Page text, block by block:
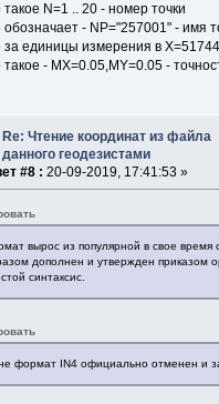
N=1 .. 20 - номер точки
- NP="257001" - имя
единицы измерения в
- MX=0.05,MY=0.05 -
Re: Чтение координат из файла
данного геодезистами
#8 : 20-09-2019, 17:41:53 »
вырос из популярной в свое
дополнен и утвержден приказом
синтаксис.
формат IN4 официально отменен и